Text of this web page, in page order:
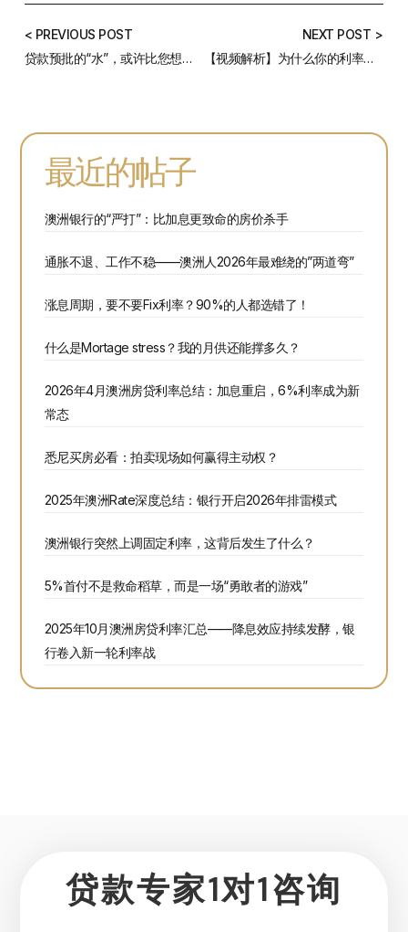
< PREVIOUS POST
贷款预批的“水”，或许比您想的还要深
NEXT POST >
【视频解析】为什么你的利率总是高？
最近的帖子
澳洲银行的“严打”：比加息更致命的房价杀手
通胀不退、工作不稳——澳洲人2026年最难绕的”两道弯”
涨息周期，要不要Fix利率？90%的人都选错了！
什么是Mortage stress？我的月供还能撑多久？
2026年4月澳洲房贷利率总结：加息重启，6%利率成为新
常态
悉尼买房必看：拍卖现场如何赢得主动权？
2025年澳洲Rate深度总结：银行开启2026年排雷模式
澳洲银行突然上调固定利率，这背后发生了什么？
5%首付不是救命稻草，而是一场“勇敢者的游戏”
2025年10月澳洲房贷利率汇总——降息效应持续发酵，银
行卷入新一轮利率战
贷款专家1对1咨询